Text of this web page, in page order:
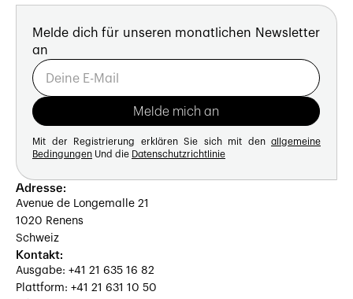
Melde dich für unseren monatlichen Newsletter
an
Mit der Registrierung erklären Sie sich mit den allgemeine
Bedingungen Und die Datenschutzrichtlinie
Adresse:
Avenue de Longemalle 21
1020 Renens
Schweiz
Kontakt:
Ausgabe: +41 21 635 16 82
Plattform: +41 21 631 10 50